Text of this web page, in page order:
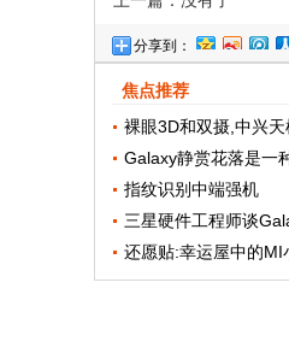
分享到：
焦点推荐
裸眼3D和双摄,中兴
Galaxy静赏花落是一
指纹识别中端强机
三星硬件工程师谈
还愿贴:幸运屋中的MI